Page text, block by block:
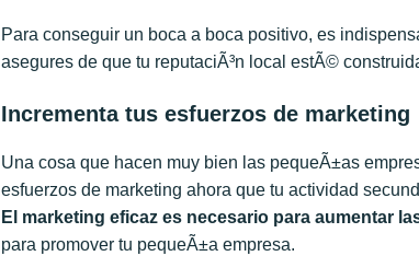
Para conseguir un boca a boca positivo, es
asegures de que tu reputaciÃ³n local estÃ©
Incrementa tus esfuerzos de marketing
Una cosa que hacen muy bien las pequeÃ±as
esfuerzos de marketing ahora que tu actividad
El marketing eficaz es necesario para aumentar
para promover tu pequeÃ±a empresa.